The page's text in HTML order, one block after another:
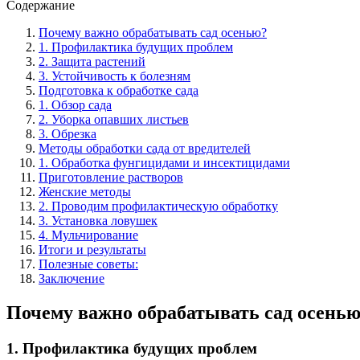
Содержание
Почему важно обрабатывать сад осенью?
1. Профилактика будущих проблем
2. Защита растений
3. Устойчивость к болезням
Подготовка к обработке сада
1. Обзор сада
2. Уборка опавших листьев
3. Обрезка
Методы обработки сада от вредителей
1. Обработка фунгицидами и инсектицидами
Приготовление растворов
Женские методы
2. Проводим профилактическую обработку
3. Установка ловушек
4. Мульчирование
Итоги и результаты
Полезные советы:
Заключение
Почему важно обрабатывать сад
1. Профилактика будущих проблем